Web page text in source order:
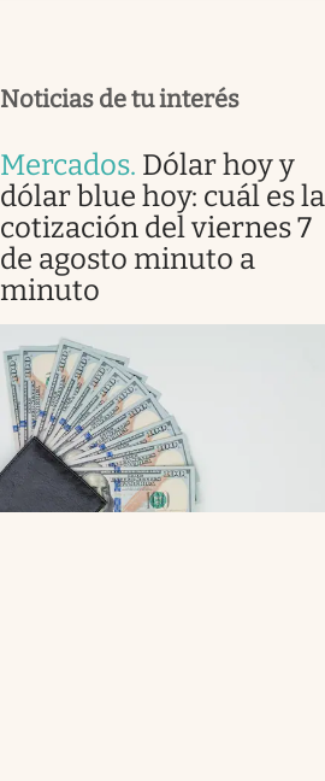
Noticias de tu interés
Mercados. Dólar hoy y
dólar blue hoy: cuál es la
cotización del viernes 7
de agosto minuto a
minuto